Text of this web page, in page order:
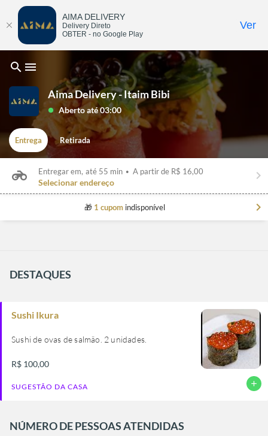
search menu
Aima Delivery - Itaim Bibi
lens Aberto até 03:00
Entrega Retirada
Entregar em, até 55 min • A partir de R$ 16,00
Selecionar endereço keyboard_arrow_right
🎁 1 cupom indisponível chevron_right
DESTAQUES
Sushi Ikura
Sushi de ovas de salmão. 2 unidades.
R$ 100,00
add
SUGESTÃO DA CASA
NÚMERO DE PESSOAS ATENDIDAS
AIMA DELIVERY
Delivery Direto
OBTER - no Google Play
Ver